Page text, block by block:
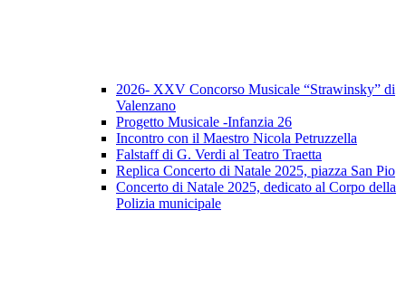
2026- XXV Concorso Musicale “Strawinsky” di
Valenzano
Progetto Musicale -Infanzia 26
Incontro con il Maestro Nicola Petruzzella
Falstaff di G. Verdi al Teatro Traetta
Replica Concerto di Natale 2025, piazza San Pio
Concerto di Natale 2025, dedicato al Corpo della
Polizia municipale